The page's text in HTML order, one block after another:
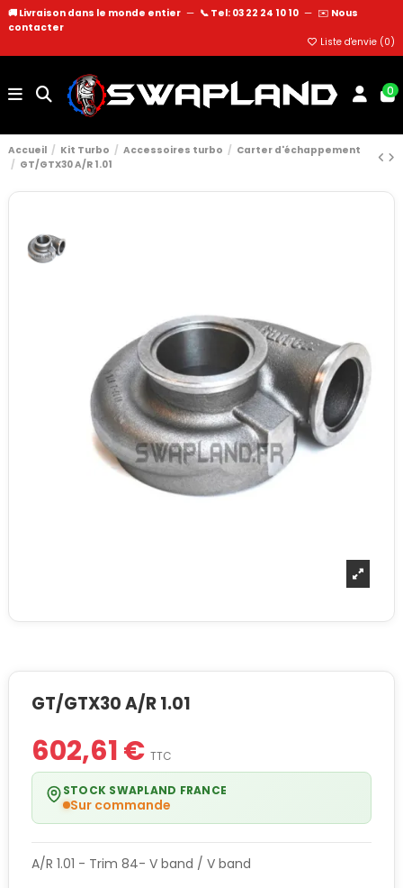
🚚 Livraison dans le monde entier — 📞 Tel: 03 22 24 10 10 — ✉️ Nous
contacter
Liste d'envie (0)
0
Accueil Kit Turbo Accessoires turbo
Carter d'échappement
GT/GTX30 A/R 1.01
GT/GTX30 A/R 1.01
602,61 € TTC
STOCK SWAPLAND FRANCE
Sur commande
A/R 1.01 - Trim 84- V band / V band